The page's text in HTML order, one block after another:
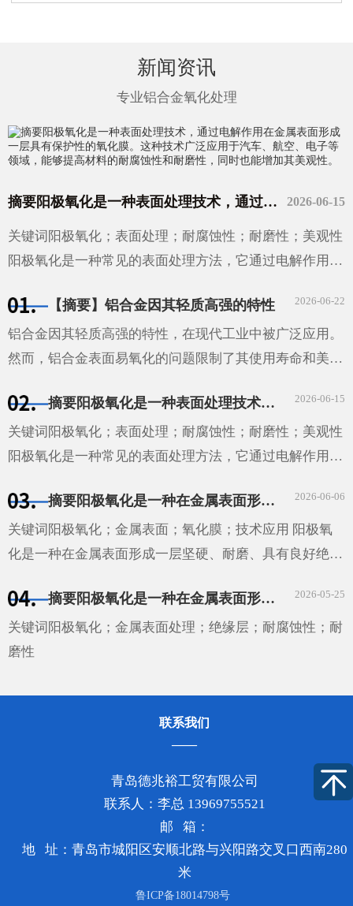
新闻资讯
专业铝合金氧化处理
2026-06-15
摘要阳极氧化是一种表面处理技术，通过电解作用在金属表面形成一层具有保护性的氧化膜。这种技术广泛应用于汽车、航空、电子等领域，能够提高材料的耐腐蚀性和耐磨性，同时也能增加其美观性。
关键词阳极氧化；表面处理；耐腐蚀性；耐磨性；美观性
阳极氧化是一种常见的表面处理方法，它通过电解作用在
够提高材料···
2026-06-22
【摘要】铝合金因其轻质高强的特性
铝合金因其轻质高强的特性，在现代工业中被广泛应用。
然而，铝合金表面易氧化的问题限制了其使用寿命和美观
减缓氧化的方法。通过实验研究，我们发现温度、湿度和
···
2026-06-15
摘要阳极氧化是一种表面处理技术，通过电解作用在金属表面形成一层具有保护性的氧化膜。这种技术广泛应用于汽车、航空、电子等领域，能够提高材料的耐腐蚀性和耐磨性，同时也能增加其美观性。
关键词阳极氧化；表面处理；耐腐蚀性；耐磨性；美观性
阳极氧化是一种常见的表面处理方法，它通过电解作用在
够提高材料的耐腐蚀性和耐磨性，还能增加其美观性。
···
2026-06-06
摘要阳极氧化是一种在金属表面形成一层坚硬、耐磨、具有良好绝缘性能的氧化膜的技术。这种技术广泛应用于汽车、航空、电子等领域，为这些领域的发展提供了重要的技术支持。
关键词阳极氧化；金属表面；氧化膜；技术应用 阳极氧
化是一种在金属表面形成一层坚硬、耐磨、具有良好绝缘
电子等领域，为这些领域的发展提供了重要的技术支持。
···
2026-05-25
摘要阳极氧化是一种在金属表面形成一层坚硬、耐磨和具有良好绝缘性的膜的工艺。它通过将金属或合金置于电解液中，并在其表面施加电压来实现。这种技术广泛应用于汽车、航空、电子和建筑等领域。
关键词阳极氧化；金属表面处理；绝缘层；耐腐蚀性；耐
磨性
联系我们
青岛德兆裕工贸有限公司
联系人：李总 13969755521
邮 箱：
地 址：青岛市城阳区安顺北路与兴阳路交叉口西南280
米
鲁ICP备18014798号